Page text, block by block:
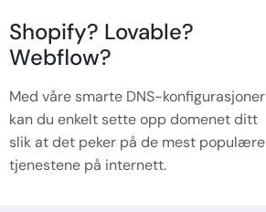
Shopify? Lovable?
Webflow?
Med våre smarte DNS-konfigurasjoner
kan du enkelt sette opp domenet ditt
slik at det peker på de mest populære
tjenestene på internett.